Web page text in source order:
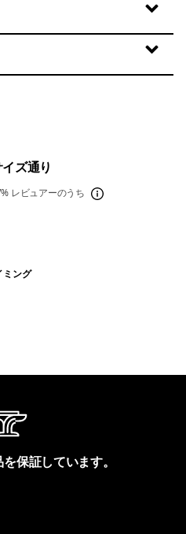
ズ通り
レビュアーのうち
ミング
保証しています。